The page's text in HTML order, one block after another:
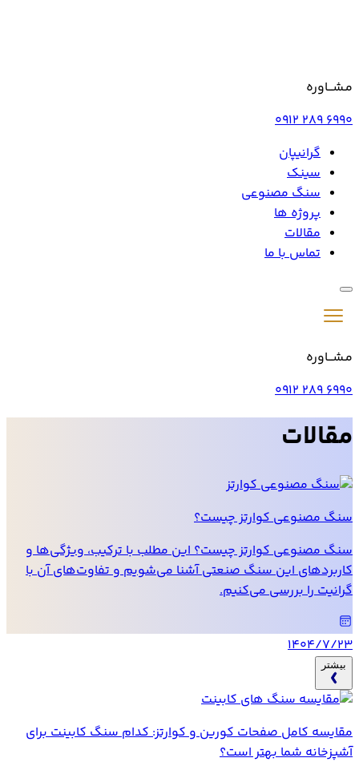
مـشـــاوره
0912 289 6990
گرانیپان
سینک
سنگ مصنوعی
پروژه ها
مقالات
تماس با ما
مـشـــاوره
0912 289 6990
مقالات
سنگ مصنوعی کوارتز چیست؟
سنگ مصنوعی کوارتز چیست؟ این مطلب با ترکیب، ویژگی‌ها و
کاربردهای این سنگ صنعتی آشنا می‌شویم و تفاوت‌های آن با
گرانیت را بررسی می‌کنیم.
۱۴۰۴/۷/۲۳
بیشتر
مقایسه کامل صفحات کورین و کوارتز: کدام سنگ کابینت برای
آشپزخانه شما بهتر است؟